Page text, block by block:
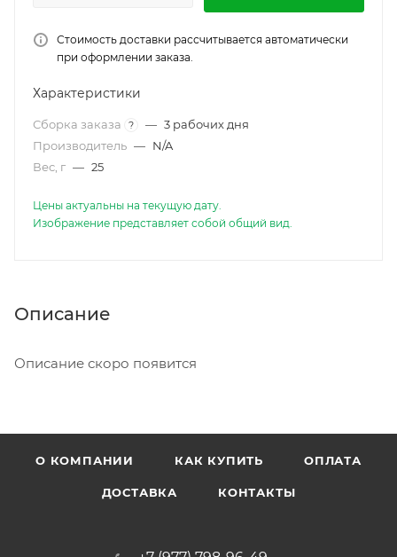
Стоимость доставки рассчитывается автоматически
при оформлении заказа.
Характеристики
Сборка заказа ? — 3 рабочих дня
Производитель — N/A
Вес, г — 25
Цены актуальны на текущую дату.
Изображение представляет собой общий вид.
Описание
Описание скоро появится
О КОМПАНИИ КАК КУПИТЬ ОПЛАТА
ДОСТАВКА КОНТАКТЫ